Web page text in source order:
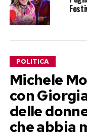
POLITICA
Michele
con
delle
che abbia